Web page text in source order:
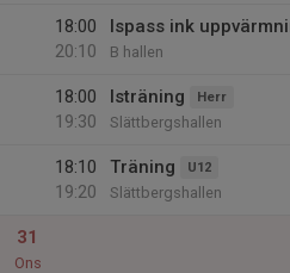
18:00
20:10
Ispass ink
B hallen
18:00
19:30
Isträning Herr
Slättbergshallen
18:10
19:20
Träning U12
Slättbergshallen
31
Ons